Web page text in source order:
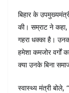
बिहार के
की। सम्राट ने
गहरा धक्का है।
हमेशा कमजोर वर्गों
क्या उनके बिना
स्वास्थ्य मंत्री